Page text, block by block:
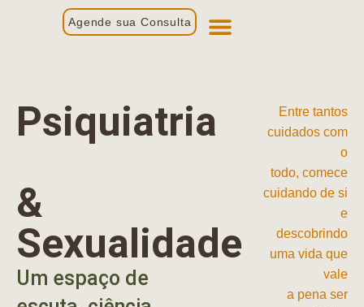
Agende sua Consulta
Psiquiatria
&
Sexualidade
Um espaço de
Entre tantos
cuidados com
o
todo, comece
cuidando de si
e
descobrindo
uma vida que
vale
a pena ser